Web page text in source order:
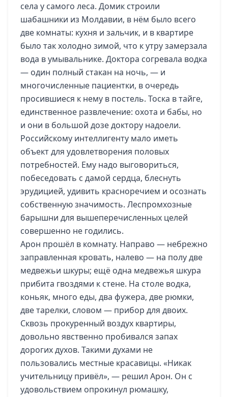
села у самого леса. Домик строили
шабашники из Молдавии, в нём было всего
две комнаты: кухня и зальчик, и в квартире
было так холодно зимой, что к утру замерзала
вода в умывальнике. Доктора согревала водка
— один полный стакан на ночь, — и
многочисленные пациентки, в очередь
просившиеся к нему в постель. Тоска в тайге,
единственное развлечение: охота и бабы, но
и они в большой дозе доктору надоели.
Российскому интеллигенту мало иметь
объект для удовлетворения половых
потребностей. Ему надо выговориться,
побеседовать с дамой сердца, блеснуть
эрудицией, удивить красноречием и осознать
собственную значимость. Леспромхозные
барышни для вышеперечисленных целей
совершенно не годились.
Арон прошёл в комнату. Направо — небрежно
заправленная кровать, налево — на полу две
медвежьи шкуры; ещё одна медвежья шкура
прибита гвоздями к стене. На столе водка,
коньяк, много еды, два фужера, две рюмки,
две тарелки, словом — прибор для двоих.
Сквозь прокуренный воздух квартиры,
довольно явственно пробивался запах
дорогих духов. Такими духами не
пользовались местные красавицы. «Никак
учительницу привёл», — решил Арон. Он с
удовольствием опрокинул рюмашку,